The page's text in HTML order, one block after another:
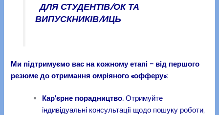
ДЛЯ СТУДЕНТІВ/ОК ТА
ВИПУСКНИКІВ/ИЦЬ
Ми підтримуємо вас на кожному етапі – від першого
резюме до отримання омріяного «офферу»:
Кар’єрне порадництво. Отримуйте
індивідуальні консультації щодо пошуку роботи,